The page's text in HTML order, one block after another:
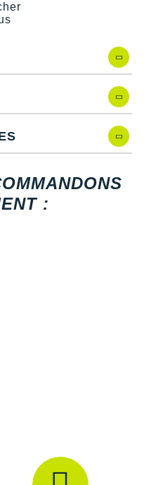
les impacts et
de votre course.
confortableet respirant.
de matériaux recyclés.
adidas
Le renfort externe
: